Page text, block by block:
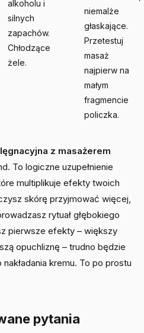
alkoholu i
silnych
zapachów.
Chłodzące
żele.
niemalże
głaskające.
Przetestuj
masaż
najpierw na
małym
fragmencie
policzka.
z masażerem
To logiczne uzupełnienie
multiplikuje efekty twoich
skórę przyjmować więcej,
rytuał głębokiego
pierwsze efekty – większy
opuchliznę – trudno będzie
kremu. To po prostu
pytania